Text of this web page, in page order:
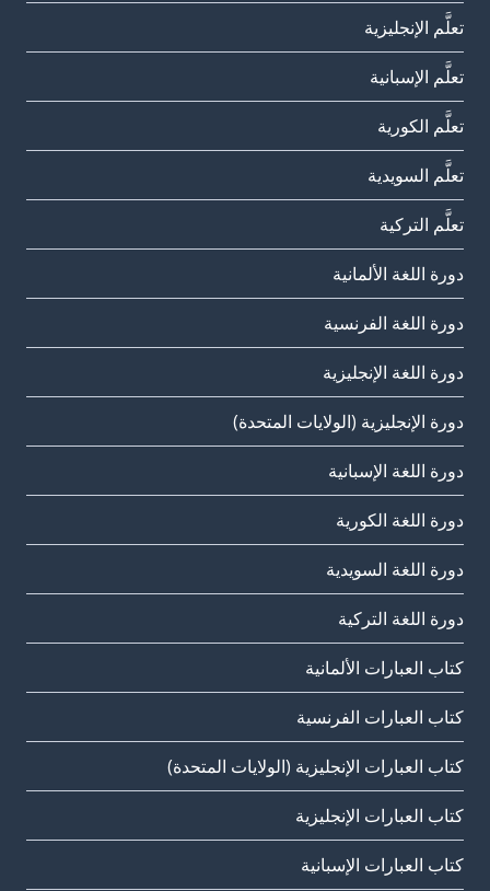
تعلَّم الإنجليزية
تعلَّم الإسبانية
تعلَّم الكورية
تعلَّم السويدية
تعلَّم التركية
دورة اللغة الألمانية
دورة اللغة الفرنسية
دورة اللغة الإنجليزية
دورة الإنجليزية (الولايات المتحدة)
دورة اللغة الإسبانية
دورة اللغة الكورية
دورة اللغة السويدية
دورة اللغة التركية
كتاب العبارات الألمانية
كتاب العبارات الفرنسية
كتاب العبارات الإنجليزية (الولايات المتحدة)
كتاب العبارات الإنجليزية
كتاب العبارات الإسبانية